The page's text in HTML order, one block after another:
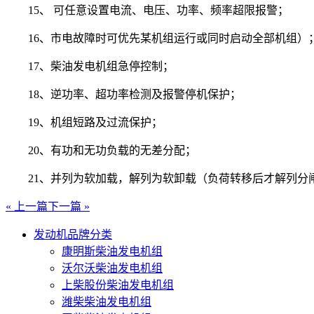
15、 可任意设置电流、电压、功率、频率超限报警；
16、市电故障时可优先某机组运行或同时启动全部机组）
17、柴油发电机组急停控制；
18、逆功率、超功率检测及报警停机保护；
19、机组短路及过流保护；
20、有功和无功负载的无差分配；
21、并列为软加载，解列为软卸载（负荷转移后才解列分
« 上一篇下一篇 »
发动机品牌分类
康明斯柴油发电机组
沃尔沃柴油发电机组
上柴股份柴油发电机组
潍柴柴油发电机组